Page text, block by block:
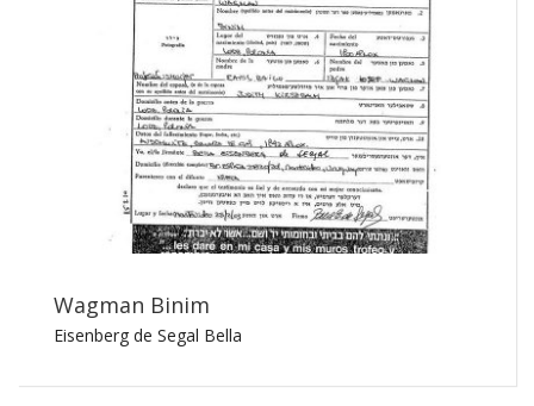
Wagman Binim
Eisenberg de Segal Bella